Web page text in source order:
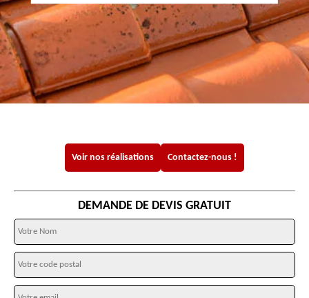
Voir nos réalisations Contactez-nous !
DEMANDE DE DEVIS GRATUIT